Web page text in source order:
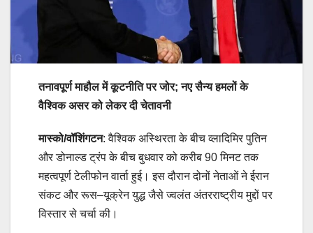
तनावपूर्ण माहौल में कूटनीति पर जोर; नए सैन्य हमलों के
वैश्विक असर को लेकर दी चेतावनी
मास्को/वॉशिंगटन: वैश्विक अस्थिरता के बीच व्लादिमिर पुतिन
और डोनाल्ड ट्रंप के बीच बुधवार को करीब 90 मिनट तक
महत्वपूर्ण टेलीफोन वार्ता हुई। इस दौरान दोनों नेताओं ने ईरान
संकट और रूस–यूक्रेन युद्ध जैसे ज्वलंत अंतरराष्ट्रीय मुद्दों पर
विस्तार से चर्चा की।